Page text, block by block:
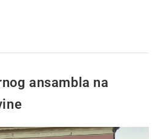
ansambla na